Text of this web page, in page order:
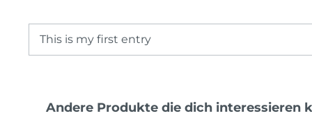
This is my first entry
Produktgalerie überspringen
Andere Produkte die dich interessieren